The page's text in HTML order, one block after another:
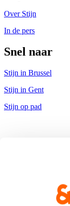
Over Stijn
In de pers
Snel naar
Stijn in Brussel
Stijn in Gent
Stijn op pad